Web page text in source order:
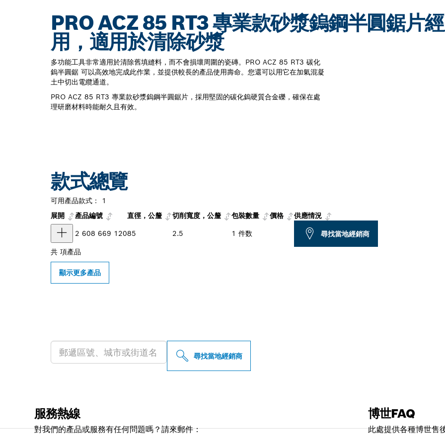
PRO ACZ 85 RT3 專業款砂漿鎢鋼半圓鋸片
用，適用於清除砂漿
多功能工具非常適用於清除舊填縫料，而不會損壞周圍的瓷磚。PRO ACZ 85 RT3 碳化
鎢半圓鋸 可以高效地完成此作業，並提供較長的產品使用壽命。您還可以用它在加氣混凝
土中切出電纜通道。
PRO ACZ 85 RT3 專業款砂漿鎢鋼半圓鋸片，採用堅固的碳化鎢硬質合金礫，確保在處
理研磨材料時能耐久且有效。
款式總覽
可用產品款式：
1
展開
產品編號 直徑，公釐 切削寬度，公釐 包裝數量 價格
供應情況
2 608 669 12085 2.5 1 件数 尋找當地經銷商
共 項產品
顯示更多產品
尋找當地經銷商
服務熱線
對我們的產品或服務有任何問題嗎？請來郵件：
博世FAQ
此處提供各種博世售